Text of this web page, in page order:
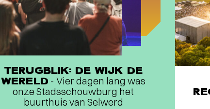
TERUGBLIK: DE WIJK DE
WERELD - Vier dagen lang was
onze Stadsschouwburg het
buurthuis van Selwerd